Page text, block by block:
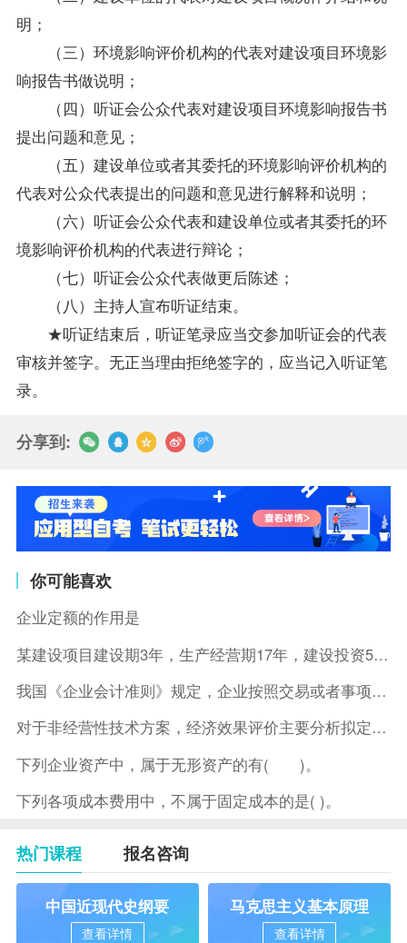
明；
（三）环境影响评价机构的代表对建设项目环境影
响报告书做说明；
（四）听证会公众代表对建设项目环境影响报告书
提出问题和意见；
（五）建设单位或者其委托的环境影响评价机构的
代表对公众代表提出的问题和意见进行解释和说明；
（六）听证会公众代表和建设单位或者其委托的环
境影响评价机构的代表进行辩论；
（七）听证会公众代表做更后陈述；
（八）主持人宣布听证结束。
★听证结束后，听证笔录应当交参加听证会的代表
审核并签字。无正当理由拒绝签字的，应当记入听证笔
录。
分享到:
你可能喜欢
企业定额的作用是
某建设项目建设期3年，生产经营期17年，建设投资5500万元
我国《企业会计准则》规定，企业按照交易或者事项的经济特征确定
对于非经营性技术方案，经济效果评价主要分析拟定方案的( )。
下列企业资产中，属于无形资产的有( )。
下列各项成本费用中，不属于固定成本的是( )。
热门课程 报名咨询
中国近现代史纲要
查看详情
马克思主义基本原理
查看详情